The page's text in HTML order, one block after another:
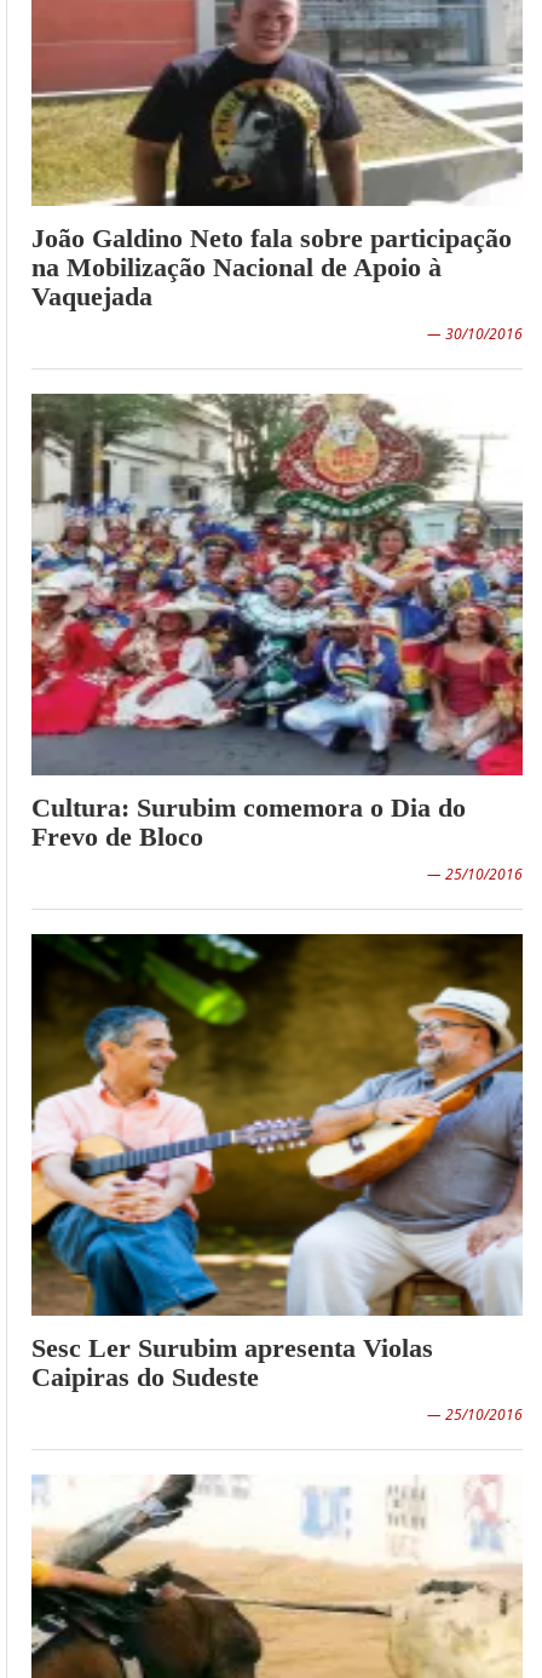
João Galdino Neto fala sobre participação
na Mobilização Nacional de Apoio à
Vaquejada
— 30/10/2016
Cultura: Surubim comemora o Dia do
Frevo de Bloco
— 25/10/2016
Sesc Ler Surubim apresenta Violas
Caipiras do Sudeste
— 25/10/2016